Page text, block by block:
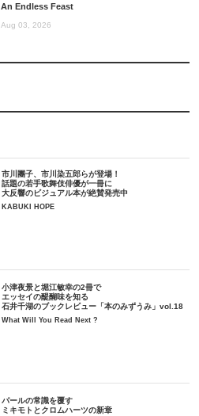
An Endless Feast
Aug 03, 2026
市川團子、市川染五郎らが登場！
話題の若手歌舞伎俳優が一冊に
大反響のビジュアル本が絶賛発売中
KABUKI HOPE
小津夜景と堀江敏幸の2冊で
エッセイの醍醐味を知る
石井千湖のブックレビュー「本のみずうみ」vol.18
What Will You Read Next ?
パールの常識を覆す
ミキモトとクロムハーツの新章